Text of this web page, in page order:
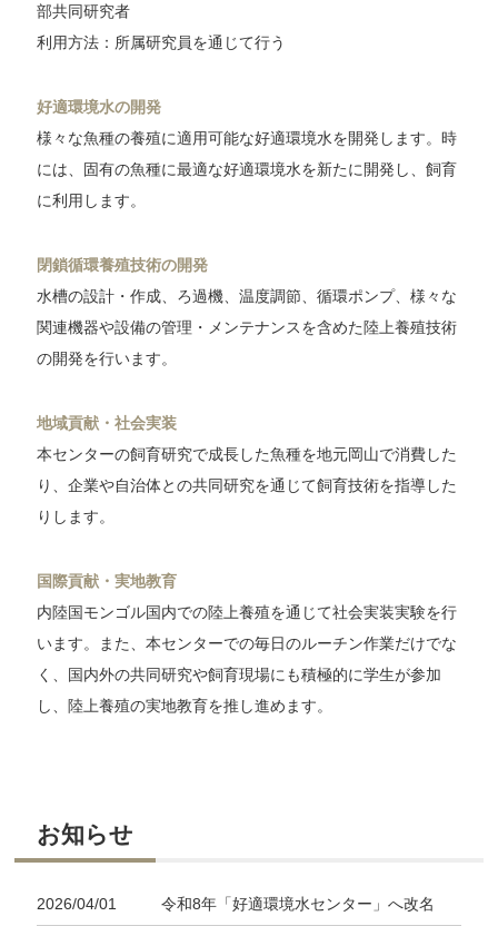
部共同研究者
利用方法：所属研究員を通じて行う
好適環境水の開発
様々な魚種の養殖に適用可能な好適環境水を開発します。時
には、固有の魚種に最適な好適環境水を新たに開発し、飼育
に利用します。
閉鎖循環養殖技術の開発
水槽の設計・作成、ろ過機、温度調節、循環ポンプ、様々な
関連機器や設備の管理・メンテナンスを含めた陸上養殖技術
の開発を行います。
地域貢献・社会実装
本センターの飼育研究で成長した魚種を地元岡山で消費した
り、企業や自治体との共同研究を通じて飼育技術を指導した
りします。
国際貢献・実地教育
内陸国モンゴル国内での陸上養殖を通じて社会実装実験を行
います。また、本センターでの毎日のルーチン作業だけでな
く、国内外の共同研究や飼育現場にも積極的に学生が参加
し、陸上養殖の実地教育を推し進めます。
お知らせ
2026/04/01 令和8年「好適環境水センター」へ改名